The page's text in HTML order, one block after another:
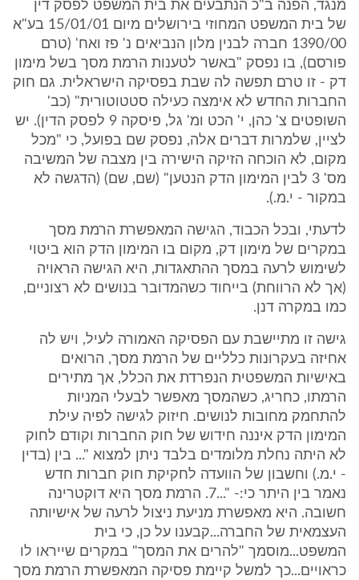
מנגד, הפנה ב"כ הנתבעים את בית המשפט לפסק דין
של בית המשפט המחוזי בירושלים מיום 15/01/01 בע"א
1390/00 חברה לבנין מלון הנביאים נ' פז ואח' (טרם
פורסם), בו נפסק "באשר לטענות הרמת מסך בשל מימון
דק - זו טרם תפשה לה שבת בפסיקה הישראלית. גם חוק
החברות החדש לא אימצה כעילה סטטוטורית" (כב'
השופטים צ' כהן, י' הכט ומ' גל, פיסקה 9 לפסק הדין). יש
לציין, שלמרות דברים אלה, נפסק שם בפועל, כי "מכל
מקום, לא הוכחה הזיקה הישירה בין מצבה של המשיבה
מס' 3 לבין המימון הדק הנטען" (שם, שם) (הדגשה לא
במקור - י.מ.).
לדעתי, ובכל הכבוד, הגישה המאפשרת הרמת מסך
במקרים של מימון דק, מקום בו המימון הדק הוא ביטוי
לשימוש לרעה במסך ההתאגדות, היא הגישה הראויה
(אך לא הרווחת) בייחוד כשהמדובר בנושים לא רצוניים,
כמו במקרה דנן.
גישה זו מתיישבת עם הפסיקה האמורה לעיל, ויש לה
אחיזה בעקרונות כלליים של הרמת מסך, הרואים
באישיות המשפטית הנפרדת את הכלל, אך מתירים
הרמתו, כחריג, כשהמסך מאפשר לבעלי המניות
להתחמק מחובות לנושים. חיזוק לגישה לפיה עילת
המימון הדק איננה חידוש של חוק החברות וקודם לחוק
לא היתה נחלת מלומדים בלבד ניתן למצוא "... בין (בדין
- י.מ.) וחשבון של הוועדה לחקיקת חוק חברות חדש
נאמר בין היתר כי:- "...7. הרמת מסך היא דוקטרינה
חשובה. היא מאפשרת מניעת ניצול לרעה של אישיותה
העצמאית של החברה...קבענו על כן, כי בית
המשפט...מוסמך "להרים את המסך" במקרים שייראו לו
כראויים...כך למשל קיימת פסיקה המאפשרת הרמת מסך